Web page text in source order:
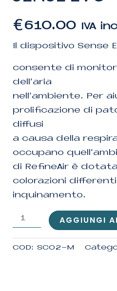
€610.00 IVA
Il dispositivo Sense
consente di
dell’aria
nell’ambiente. Per
prolificazione di
diffusi
a causa della
occupano
di RefineAir è
colorazioni
inquinamento.
AGGIUNGI
COD: SCO2-M